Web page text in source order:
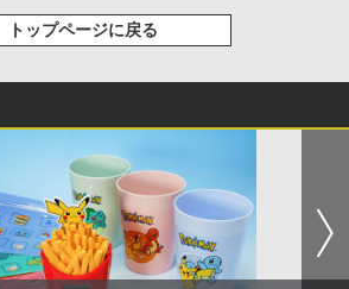
トップページに戻る